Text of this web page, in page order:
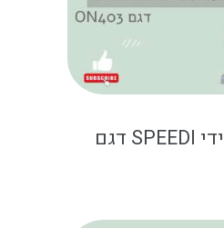
הכירו את הספידי SPEEDI דגם